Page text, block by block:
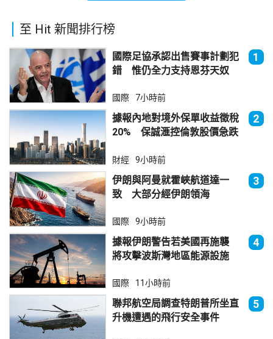
至 Hit 新聞排行榜
國際足協承認出售賽事計劃犯
錯 惟仍全力支持恩芬天奴
1
國際 7小時前
據報內地對境外保單收益徵稅
20% 保誠滙控倫敦股價急跌
2
財經 9小時前
伊朗與阿曼就霍峽航道達一
致 大部分經伊朗領海
3
國際 9小時前
據報伊朗警告若美國再施襲
將攻擊波斯灣地區能源設施
4
國際 11小時前
聯邦航空局調查特朗普所坐直
升機遭遇的飛行安全事件
5